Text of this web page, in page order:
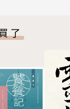
的愛情就像排隊
知道，自己也即
，劉梓潔用她巧
了